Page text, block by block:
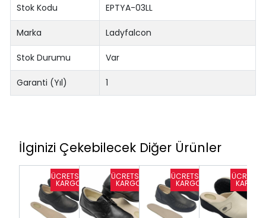
Stok Kodu EPTYA-03LL
Marka Ladyfalcon
Stok Durumu Var
Garanti (Yıl) 1
İlginizi Çekebilecek Diğer Ürünler